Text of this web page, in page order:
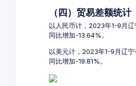
（四）贸易差额统计
以人民币计，2023年1-9月
同比增加-13.64%。
以美元计，2023年1-9月辽
同比增加-19.81%。